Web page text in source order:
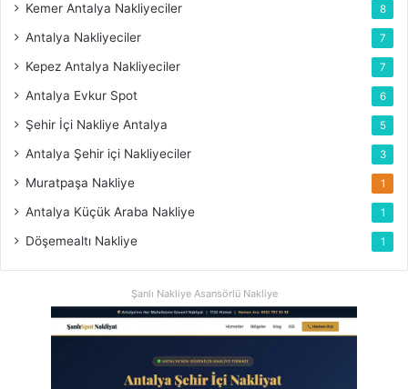
Kemer Antalya Nakliyeciler 8
Antalya Nakliyeciler 7
Kepez Antalya Nakliyeciler 7
Antalya Evkur Spot 6
Şehir İçi Nakliye Antalya 5
Antalya Şehir içi Nakliyeciler 3
Muratpaşa Nakliye 1
Antalya Küçük Araba Nakliye 1
Döşemealtı Nakliye 1
Şanlı Nakliye Asansörlü Nakliye